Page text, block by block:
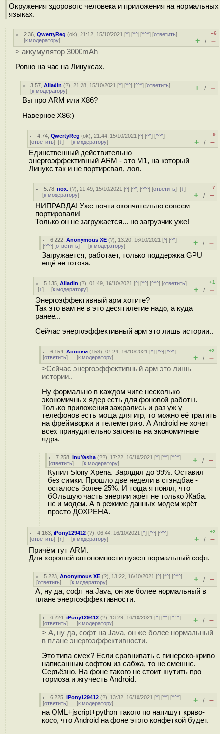
Окружения здорового человека и приложения на нормальных
языках.
2.36 ,QwertyReg (ok), 21:12, 15/10/2021 [^] [^^] [^^^] [ответить]
[к модератору]
–6
+ / –
> аккумулятор 3000mAh
Ровно на час на Линуксах.
3.57 ,Alladin (?), 21:28, 15/10/2021 [^] [^^] [^^^] [ответить]
[к модератору] + / –
Вы про ARM или X86?
Наверное X86:)
4.74 ,QwertyReg (ok), 21:44, 15/10/2021 [^] [^^] [^^^]
[ответить] [↓] [к модератору]
–9
+ / –
Единственный действительно
энергоэффективный ARM - это M1, на который
Линукс так и не портировал, лол.
5.78 ,пох. (?), 21:49, 15/10/2021 [^] [^^] [^^^] [ответить][↓]
[к модератору]
–7
+ / –
НИПРАВДА! Уже почти окончательно совсем
портировали!
Только он не загружается... но загрузчик уже!
6.222 ,Anonymous XE (?), 13:20, 16/10/2021 [^] [^^]
[^^^] [ответить] [к модератору] + / –
Загружается, работает, только поддержка GPU
ещё не готова.
5.135 ,Alladin (?), 01:49, 16/10/2021 [^] [^^] [^^^] [ответить]
[↑] [к модератору]
+1
+ / –
Энергоэффективный арм хотите?
Так это вам не в это десятилетие надо, а куда
ранее...
Сейчас энергоэффективный арм это лишь истории..
6.154 ,Аноним (153), 04:24, 16/10/2021 [^] [^^] [^^^]
[ответить] [к модератору]
+2
+ / –
>Сейчас энергоэффективный арм это лишь
истории..
Ну формально в каждом чипе несколько
экономичных ядер есть для фоновой работы.
Только приложения зажрались и раз уж у
телефонов есть моща для игр, то можно её тратить
на фреймворки и телеметрию. А Android не хочет
всех принудительно загонять на экономичные
ядра.
7.258 ,InuYasha (??), 17:22, 16/10/2021 [^] [^^] [^^^]
[ответить] [к модератору] + / –
Купил Slony Xperia. Зарядил до 99%. Оставил
без симки. Прошло две недели в стэндбае -
осталось более 25%. И тогда я понял, что
бОльшую часть энергии жрёт не только Жаба,
но и модем. А в режиме данных модем жрёт
просто ДОХРЕНА.
4.163 ,iPony129412 (?), 06:44, 16/10/2021 [^] [^^] [^^^]
[ответить] [↑] [к модератору]
+2
+ / –
Причём тут ARM.
Для хорошей автономности нужен нормальный софт.
5.223 ,Anonymous XE (?), 13:22, 16/10/2021 [^] [^^] [^^^]
[ответить] [к модератору] + / –
А, ну да, софт на Java, он же более нормальный в
плане энергоэффективности.
6.224 ,iPony129412 (?), 13:29, 16/10/2021 [^] [^^] [^^^]
[ответить] [к модератору] + / –
> А, ну да, софт на Java, он же более нормальный
в плане энергоэффективности.
Это типа смех? Если сравнивать с пинерско-криво
написанным софтом из сабжа, то не смешно.
Серъёзно. На фоне такого не стоит шутить про
тормоза и жгучесть Android.
6.225 ,iPony129412 (?), 13:32, 16/10/2021 [^] [^^] [^^^]
[ответить] [к модератору] + / –
на QML+jscript+python такого по напишут криво-
косо, что Android на фоне этого конфеткой будет.